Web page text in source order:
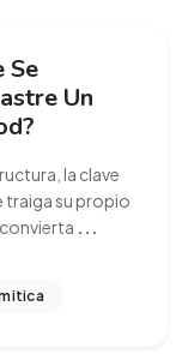
Se
Un
la clave
traiga su propio
...